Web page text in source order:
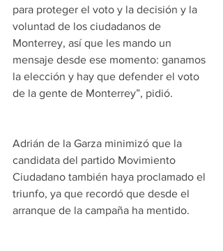
para proteger el voto y la decisión y la
voluntad de los ciudadanos de
Monterrey, así que les mando un
mensaje desde ese momento: ganamos
la elección y hay que defender el voto
de la gente de Monterrey”, pidió.
Adrián de la Garza minimizó que la
candidata del partido Movimiento
Ciudadano también haya proclamado el
triunfo, ya que recordó que desde el
arranque de la campaña ha mentido.